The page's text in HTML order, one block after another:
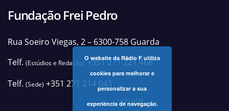
Fundação Frei Pedro
Rua Soeiro Viegas, 2 – 6300-758 Guarda
Telf. (Estúdios e Redação)+351 271 221 468
Telf. (Sede) +351 271 214 043
+contactos
O website da Rádio F utiliza
cookies para melhorar e
personalizar a sua
experiência de navegação.